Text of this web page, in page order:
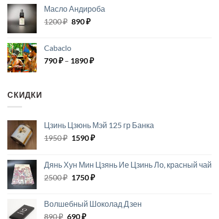
–
Масло Андироба
1200₽ Первоначальная
1200 ₽.
890₽Текущая
Cabaclo
790₽ – 1890₽Диапазон
СКИДКИ
Цзинь Цзюнь Мэй 125 гр Банка
1950₽ Первоначальная
1950 ₽.
1590₽Текущая
Дянь Хун Мин Цзянь Ие Цзинь Ло, красный чай
2500₽ Первоначальная
2500 ₽.
1750₽Текущая
Волшебный Шоколад Дзен
890₽ Первоначальная
690₽Текущая